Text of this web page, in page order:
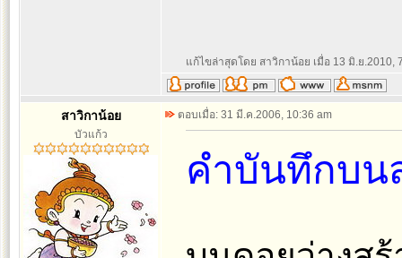
แก้ไขล่าสุดโดย สาวิกาน้อย เมื่อ 13 มิ.ย.2010,
สาวิกาน้อย
บัวแก้ว
ตอบเมื่อ: 31 มี.ค.2006, 10:36 am
คำบันทึกบน